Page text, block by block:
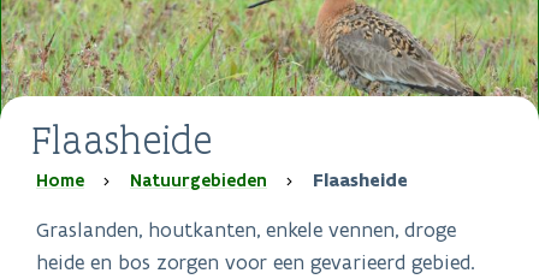
Flaasheide
Kruimelpad
Home Natuurgebieden Flaasheide
Graslanden, houtkanten, enkele vennen, droge
heide en bos zorgen voor een gevarieerd gebied.